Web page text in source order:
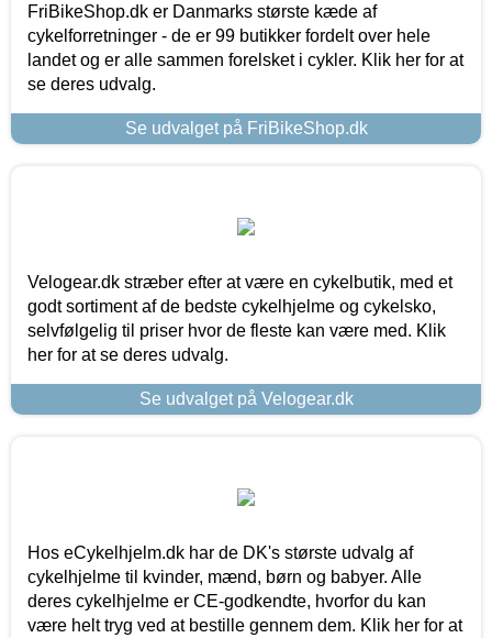
FriBikeShop.dk er Danmarks største kæde af
cykelforretninger - de er 99 butikker fordelt over hele
landet og er alle sammen forelsket i cykler. Klik her for at
se deres udvalg.
Se udvalget på FriBikeShop.dk
Velogear.dk stræber efter at være en cykelbutik, med et
godt sortiment af de bedste cykelhjelme og cykelsko,
selvfølgelig til priser hvor de fleste kan være med. Klik
her for at se deres udvalg.
Se udvalget på Velogear.dk
Hos eCykelhjelm.dk har de DK's største udvalg af
cykelhjelme til kvinder, mænd, børn og babyer. Alle
deres cykelhjelme er CE-godkendte, hvorfor du kan
være helt tryg ved at bestille gennem dem. Klik her for at